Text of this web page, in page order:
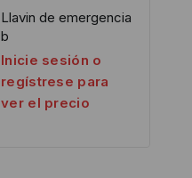
Llavin de emergencia
b
Inicie sesión o
regístrese para
ver el precio